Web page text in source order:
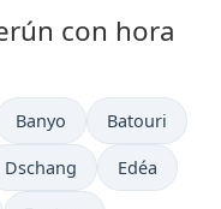
con hora
Hora actual en
Banyo Hora actual
Batouri
en
Hora actual en
Dschang Hora actual
Edéa